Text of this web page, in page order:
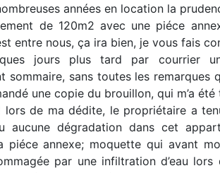
années en location la
de 120m2 avec une piéce
entre nous, ça ira bien, je vous fais
jours plus tard par courrier
sommaire, sans toutes les remarques
une copie du brouillon, qui m’a été
lors de ma dédite, le propriétaire a
aucune dégradation dans cet
piéce annexe; moquette qui avant
par une infiltration d’eau lors